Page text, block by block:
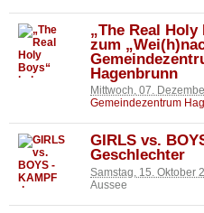
„The Real Holy
zum
Hagenbrunn
Mittwoch, 07.
Gemeindezentrum
GIRLS vs.
Geschlechter
Samstag, 15. Oktober
Aussee